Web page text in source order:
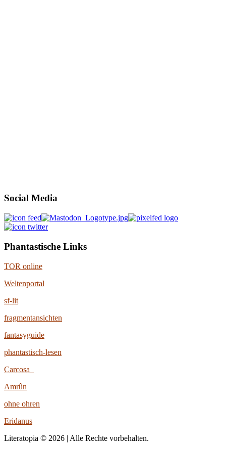
Social Media
Phantastische Links
TOR online
Weltenportal
sf-lit
fragmentansichten
fantasyguide
phantastisch-lesen
Carcosa
Amrûn
ohne ohren
Eridanus
Literatopia © 2026 | Alle Rechte vorbehalten.